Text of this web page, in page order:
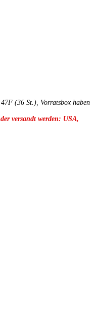
(36 St.), Vorratsbox haben
versandt werden: USA,